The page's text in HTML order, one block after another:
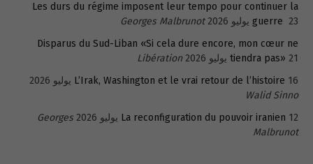
Les durs du régime imposent leur tempo pour continuer la
guerre 23 يوليو 2026
Georges Malbrunot
Disparus du Sud-Liban «Si cela dure encore, mon cœur ne
tiendra pas» 21 يوليو 2026
Libération
L’Irak, Washington et le vrai retour de l’histoire 16 يوليو 2026
Walid Sinno
La reconfiguration du pouvoir iranien 12 يوليو 2026
Georges
Malbrunot